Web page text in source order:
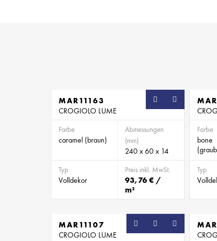
MAR11163
CROGIOLO LUME
Farbe
caramel (braun)
Abmessungen
(mm)
240 x 60 x 14
Typ
Volldekor
Preis inkl. MwSt.
93,76 € /
m²
Farbe
bone
Typ
MAR11107
CROGIOLO LUME